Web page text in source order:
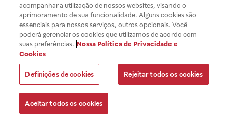
acompanhar a utilização de nossos websites, visando o
aprimoramento de sua funcionalidade. Alguns cookies são
essenciais para nossos serviços, outros opcionais. Você
poderá gerenciar os cookies que utilizamos de acordo com
suas preferências. Nossa Política de Privacidade e
Cookies
Definições de cookies Rejeitar todos os cookies
Aceitar todos os cookies